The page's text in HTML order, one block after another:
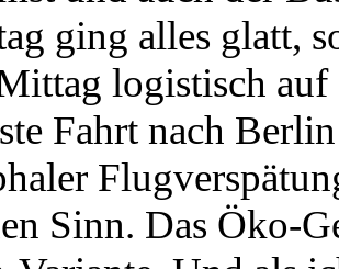
ging alles glatt,
logistisch
Fahrt nach
Sinn. Das Öko-